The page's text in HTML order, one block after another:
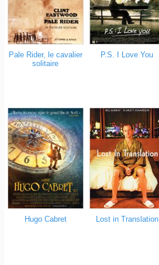
Pale Rider, le cavalier
solitaire
P.S. I Love You
Hugo Cabret Lost in Translation